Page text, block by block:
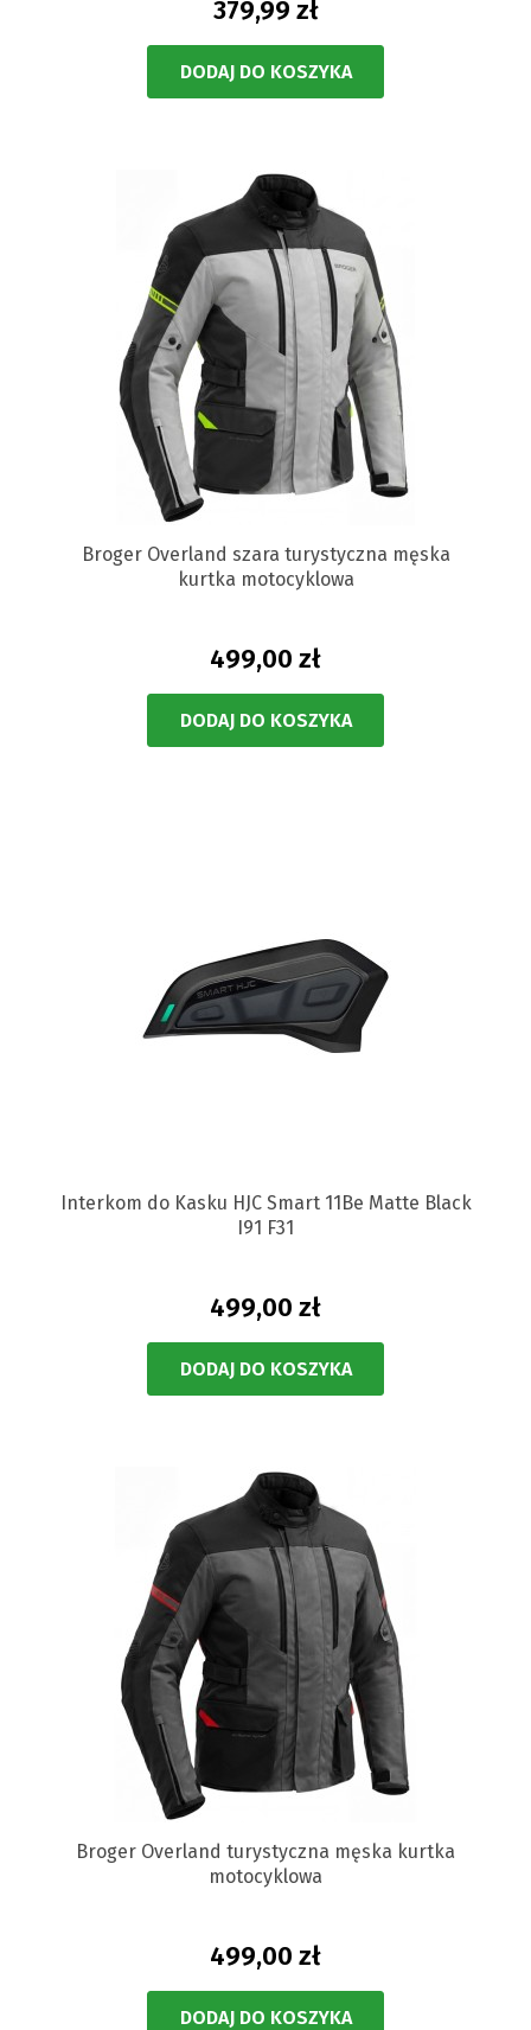
379,99 zł
DODAJ DO KOSZYKA
Broger Overland szara turystyczna męska
kurtka motocyklowa
499,00 zł
DODAJ DO KOSZYKA
Interkom do Kasku HJC Smart 11Be Matte Black
I91 F31
499,00 zł
DODAJ DO KOSZYKA
Broger Overland turystyczna męska kurtka
motocyklowa
499,00 zł
DODAJ DO KOSZYKA